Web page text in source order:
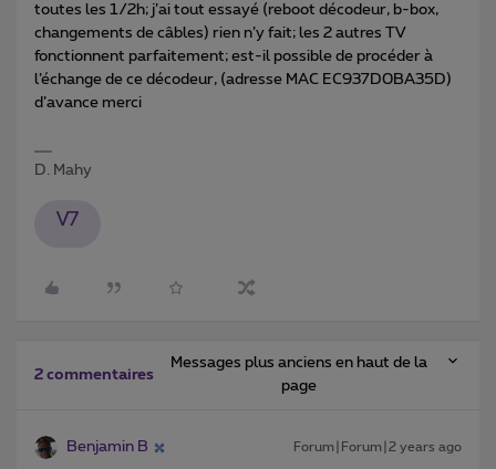
toutes les 1/2h; j’ai tout essayé (reboot décodeur, b-box,
changements de câbles) rien n’y fait; les 2 autres TV
fonctionnent parfaitement; est-il possible de procéder à
l’échange de ce décodeur, (adresse MAC EC937D0BA35D)
d’avance merci
D. Mahy
V7
2 commentaires
Messages plus anciens en haut de la
page
Benjamin B Forum|Forum|2 years ago